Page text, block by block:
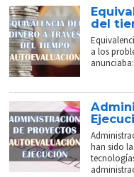
del
a los
han sido